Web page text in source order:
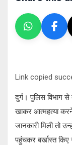
Link copied
दुर्ग। पुलिस विभाग
खाकर आत्महत्या
जानकारी मिली तो
पहुंचकर बर्खास्त